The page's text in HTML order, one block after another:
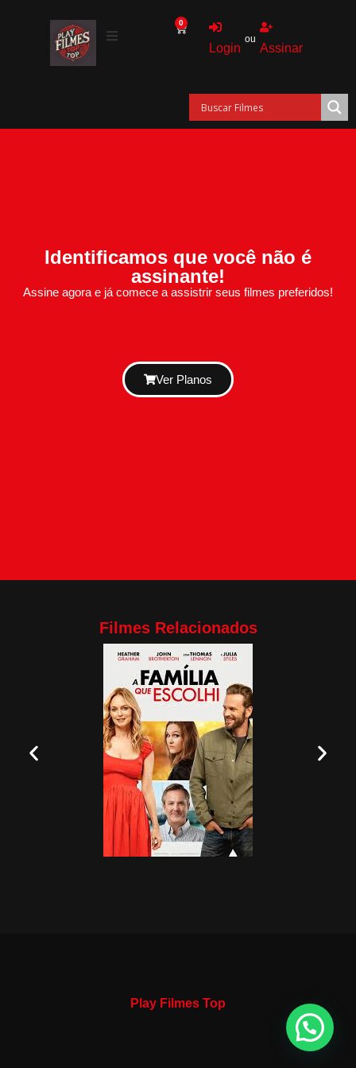
0
Login
ou
Assinar
Identificamos que você não é
assinante!
Assine agora e já comece a assistrir seus filmes preferidos!
Ver Planos
Filmes Relacionados
Play Filmes Top